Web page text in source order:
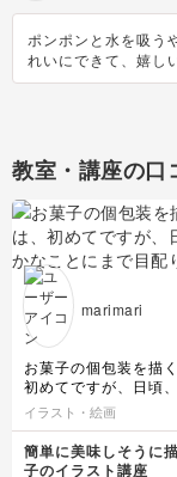
ポンポンと水を吸う
れいにできて、嬉し
教室・講座の口
marimari
お菓子の個包装を描く
初めてですが、日頃
ことにまで目配りし
がないことに、改め
した。
フィルムの閉じてい
イラスト・絵画
簡単に美味しそうに
子のイラスト講座